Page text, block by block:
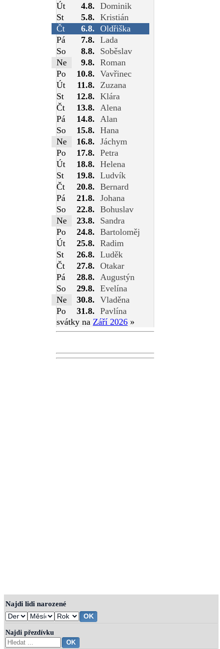
Út
4.8. Dominik
St
5.8. Kristián
Čt
6.8. Oldřiška
Pá
7.8. Lada
So
8.8.
Soběslav
Ne
9.8. Roman
Po
10.8. Vavřinec
Út
11.8.
Zuzana
St
12.8. Klára
Čt
13.8.
Alena
Pá
14.8.
Alan
So
15.8. Hana
Ne
16.8. Jáchym
Po
17.8. Petra
Út
18.8. Helena
St
19.8. Ludvík
Čt
20.8. Bernard
Pá
21.8. Johana
So
22.8. Bohuslav
Ne
23.8.
Sandra
Po
24.8. Bartoloměj
Út
25.8. Radim
St
26.8. Luděk
Čt
27.8. Otakar
Pá
28.8.
Augustýn
So
29.8. Evelína
Ne
30.8. Vladěna
Po
31.8. Pavlína
svátky na Září 2026 »
Najdi lidi narozené
Najdi přezdívku